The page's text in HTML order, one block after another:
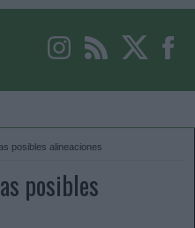
posibles alineaciones
posibles